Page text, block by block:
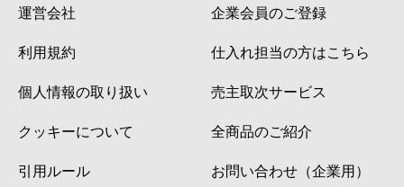
運営会社
利用規約
個人情報の取り扱い
クッキーについて
引用ルール
企業会員のご登録
仕入れ担当の方はこちら
売主取次サービス
全商品のご紹介
お問い合わせ（企業用）